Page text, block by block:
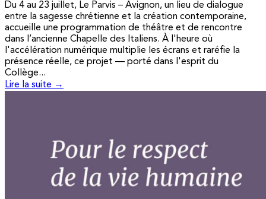
Du 4 au 23 juillet, Le Parvis – Avignon, un lieu de dialogue
entre la sagesse chrétienne et la création contemporaine,
accueille une programmation de théâtre et de rencontre
dans l’ancienne Chapelle des Italiens. À l'heure où
l'accélération numérique multiplie les écrans et raréfie la
présence réelle, ce projet — porté dans l'esprit du
Collège...
Lire la suite →